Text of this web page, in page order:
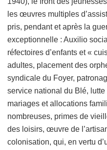
les œuvres multiples
pris, pendant et après la
exceptionnelle : Auxilio
réfectoires d’enfants et «
adultes, placement des
syndicale du Foyer,
service national du Blé,
mariages et allocations
nombreuses, primes de
des loisirs, œuvre de
colonisation, qui, en vertu